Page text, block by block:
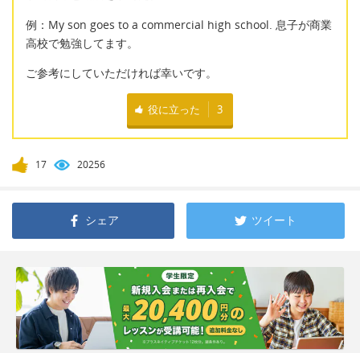
例：My son goes to a commercial high school. 息子が商業
高校で勉強してます。
ご参考にしていただければ幸いです。
役に立った 3
17 20256
シェア ツイート